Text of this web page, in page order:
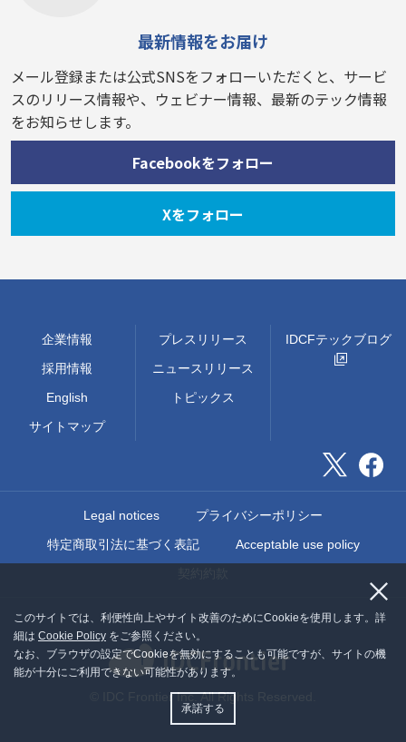
このサイトでは、利便性向上やサイト改善のためにCookieを使用します。詳
細は Cookie Policy をご参照ください。
なお、ブラウザの設定でCookieを無効にすることも可能ですが、サイトの機
能が十分にご利用できない可能性があります。
承諾する
最新情報をお届け
メール登録または公式SNSをフォローいただくと、サービ
スのリリース情報や、ウェビナー情報、最新のテック情報
をお知らせします。
Facebookをフォロー
Xをフォロー
企業情報
採用情報
English
サイトマップ
プレスリリース
ニュースリリース
トピックス
IDCFテックブログ
Legal notices
プライバシーポリシー
特定商取引法に基づく表記
Acceptable use policy
© IDC Frontier Inc. All Rights Reserved.